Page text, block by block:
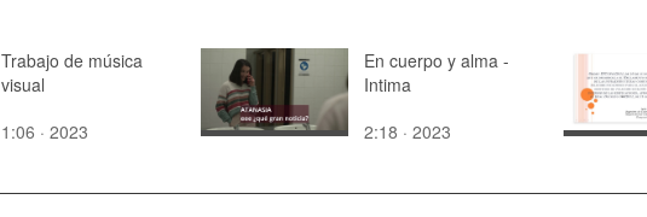
Trabajo de música
visual
1:06 · 2023
En cuerpo y alma -
Intima
2:18 · 2023